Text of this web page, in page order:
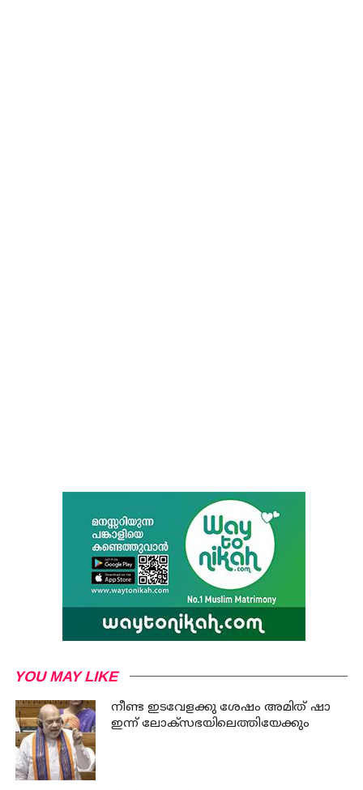
YOU MAY LIKE
നീണ്ട ഇടവേളക്കു ശേഷം അമിത് ഷാ
ഇന്ന് ലോക്‌സഭയിലെത്തിയേക്കും